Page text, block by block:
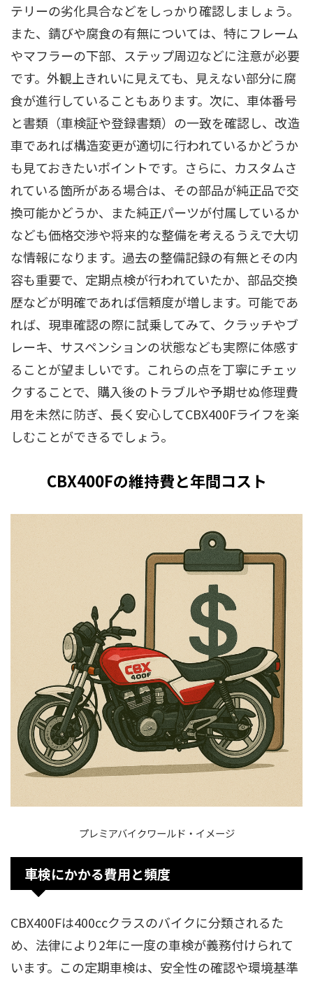
テリーの劣化具合などをしっかり確認しましょう。
また、錆びや腐食の有無については、特にフレーム
やマフラーの下部、ステップ周辺などに注意が必要
です。外観上きれいに見えても、見えない部分に腐
食が進行していることもあります。次に、車体番号
と書類（車検証や登録書類）の一致を確認し、改造
車であれば構造変更が適切に行われているかどうか
も見ておきたいポイントです。さらに、カスタムさ
れている箇所がある場合は、その部品が純正品で交
換可能かどうか、また純正パーツが付属しているか
なども価格交渉や将来的な整備を考えるうえで大切
な情報になります。過去の整備記録の有無とその内
容も重要で、定期点検が行われていたか、部品交換
歴などが明確であれば信頼度が増します。可能であ
れば、現車確認の際に試乗してみて、クラッチやブ
レーキ、サスペンションの状態なども実際に体感す
ることが望ましいです。これらの点を丁寧にチェッ
クすることで、購入後のトラブルや予期せぬ修理費
用を未然に防ぎ、長く安心してCBX400Fライフを楽
しむことができるでしょう。
CBX400Fの維持費と年間コスト
プレミアバイクワールド・イメージ
車検にかかる費用と頻度
CBX400Fは400ccクラスのバイクに分類されるた
め、法律により2年に一度の車検が義務付けられて
います。この定期車検は、安全性の確認や環境基準